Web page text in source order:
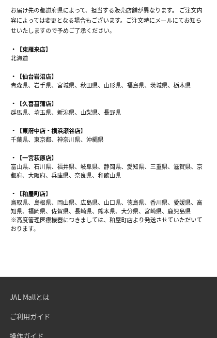
お届け先の都道府県によって、担当する販売店舗が異なります。 ご注文内
容によっては変更となる場合もございます。ご注文時にメールにてお知ら
せいたしますので予めご了承ください。
【東雁来店】
北海道
【仙台岩沼店】
青森県、岩手県、宮城県、秋田県、山形県、福島県、茨城県、栃木県
【久喜菖蒲店】
群馬県、埼玉県、新潟県、山梨県、長野県
【東府中店・横浜瀬谷店】
千葉県、東京都、神奈川県、沖縄県
【一宮萩原店】
富山県、石川県、福井県、岐阜県、静岡県、愛知県、三重県、滋賀県、京
都府、大阪府、兵庫県、奈良県、和歌山県
【粕屋町店】
鳥取県、島根県、岡山県、広島県、山口県、徳島県、香川県、愛媛県、高
知県、福岡県、佐賀県、長崎県、熊本県、大分県、宮崎県、鹿児島県
※高度管理医療機器につきましては、粕屋町店より発送させていただいて
おります。
JAL Mallとは
ご利用ガイド
操作ガイド